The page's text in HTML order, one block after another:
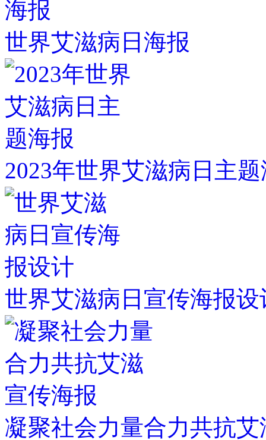
世界艾滋病日海报
2023年世界艾滋病日主
世界艾滋病日宣传海报设
凝聚社会力量合力共抗